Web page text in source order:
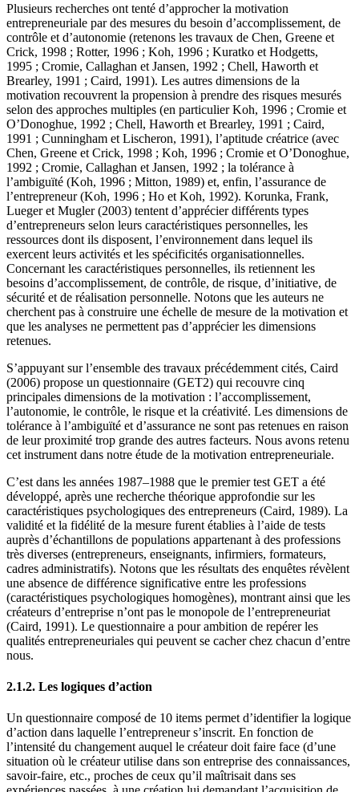
Plusieurs recherches ont tenté d’approcher la motivation
entrepreneuriale par des mesures du besoin d’accomplissement, de
contrôle et d’autonomie (retenons les travaux de Chen, Greene et
Crick, 1998 ; Rotter, 1996 ; Koh, 1996 ; Kuratko et Hodgetts,
1995 ; Cromie, Callaghan et Jansen, 1992 ; Chell, Haworth et
Brearley, 1991 ; Caird, 1991). Les autres dimensions de la
motivation recouvrent la propension à prendre des risques mesurés
selon des approches multiples (en particulier Koh, 1996 ; Cromie et
O’Donoghue, 1992 ; Chell, Haworth et Brearley, 1991 ; Caird,
1991 ; Cunningham et Lischeron, 1991), l’aptitude créatrice (avec
Chen, Greene et Crick, 1998 ; Koh, 1996 ; Cromie et O’Donoghue,
1992 ; Cromie, Callaghan et Jansen, 1992 ; la tolérance à
l’ambiguïté (Koh, 1996 ; Mitton, 1989) et, enfin, l’assurance de
l’entrepreneur (Koh, 1996 ; Ho et Koh, 1992). Korunka, Frank,
Lueger et Mugler (2003) tentent d’apprécier différents types
d’entrepreneurs selon leurs caractéristiques personnelles, les
ressources dont ils disposent, l’environnement dans lequel ils
exercent leurs activités et les spécificités organisationnelles.
Concernant les caractéristiques personnelles, ils retiennent les
besoins d’accomplissement, de contrôle, de risque, d’initiative, de
sécurité et de réalisation personnelle. Notons que les auteurs ne
cherchent pas à construire une échelle de mesure de la motivation et
que les analyses ne permettent pas d’apprécier les dimensions
retenues.
S’appuyant sur l’ensemble des travaux précédemment cités, Caird
(2006) propose un questionnaire (GET2) qui recouvre cinq
principales dimensions de la motivation : l’accomplissement,
l’autonomie, le contrôle, le risque et la créativité. Les dimensions de
tolérance à l’ambiguïté et d’assurance ne sont pas retenues en raison
de leur proximité trop grande des autres facteurs. Nous avons retenu
cet instrument dans notre étude de la motivation entrepreneuriale.
C’est dans les années 1987–1988 que le premier test GET a été
développé, après une recherche théorique approfondie sur les
caractéristiques psychologiques des entrepreneurs (Caird, 1989). La
validité et la fidélité de la mesure furent établies à l’aide de tests
auprès d’échantillons de populations appartenant à des professions
très diverses (entrepreneurs, enseignants, infirmiers, formateurs,
cadres administratifs). Notons que les résultats des enquêtes révèlent
une absence de différence significative entre les professions
(caractéristiques psychologiques homogènes), montrant ainsi que les
créateurs d’entreprise n’ont pas le monopole de l’entrepreneuriat
(Caird, 1991). Le questionnaire a pour ambition de repérer les
qualités entrepreneuriales qui peuvent se cacher chez chacun d’entre
nous.
2.1.2. Les logiques d’action
Un questionnaire composé de 10 items permet d’identifier la logique
d’action dans laquelle l’entrepreneur s’inscrit. En fonction de
l’intensité du changement auquel le créateur doit faire face (d’une
situation où le créateur utilise dans son entreprise des connaissances,
savoir-faire, etc., proches de ceux qu’il maîtrisait dans ses